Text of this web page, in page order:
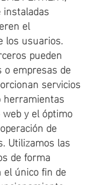
instaladas
el
los usuarios.
pueden
empresas de
servicios
herramientas
y el óptimo
de
Utilizamos las
de forma
único fin de